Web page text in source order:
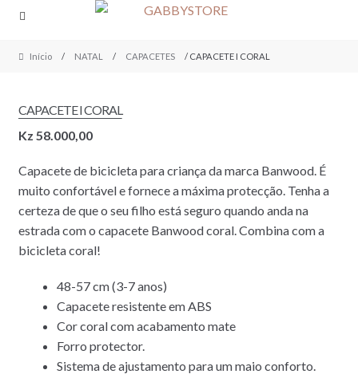
Skip
navigation
Skip
content
Início / NATAL / CAPACETES / CAPACETE I CORAL
CAPACETE I CORAL
Kz 58.000,00
Capacete de bicicleta para criança da marca Banwood. É
muito confortável e fornece a máxima protecção. Tenha a
certeza de que o seu filho está seguro quando anda na
estrada com o capacete Banwood coral. Combina com a
bicicleta coral!
48-57 cm (3-7 anos)
Capacete resistente em ABS
Cor coral com acabamento mate
Forro protector.
Sistema de ajustamento para um maio conforto.